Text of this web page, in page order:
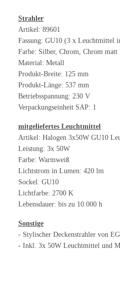
Strahler
Artikel: 89601
Fassung: GU10 (3 x Leuchtmittel
Farbe: Silber, Chrom, Chrom matt
Material: Metall
Produkt-Breite: 125 mm
Produkt-Länge: 537 mm
Betriebsspannung: 230 V
Verpackungseinheit SAP: 1
mitgeliefertes Leuchtmittel
Artikel: Halogen 3x50W GU10
Leistung: 3x 50W
Farbe: Warmweiß
Lichtstrom in Lumen: 420 lm
Sockel: GU10
Lichtfarbe: 2700 K
Lebensdauer: bis zu 10.000 h
Sonstige
- Stylischer Deckenstrahler von
- Inkl. 3x 50W Leuchtmittel und